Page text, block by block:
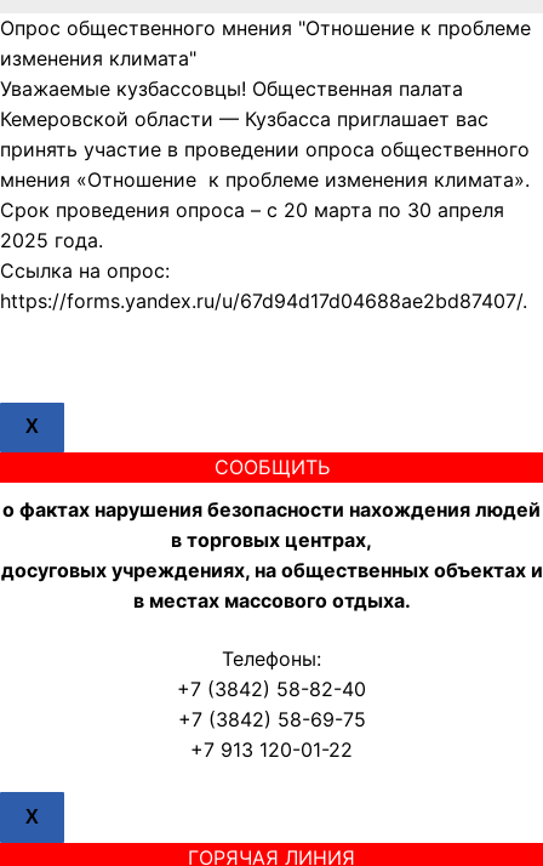
Опрос общественного мнения "Отношение к проблеме
изменения климата"
Уважаемые кузбассовцы! Общественная палата
Кемеровской области — Кузбасса приглашает вас
принять участие в проведении опроса общественного
мнения «Отношение к проблеме изменения климата».
Срок проведения опроса – с 20 марта по 30 апреля
2025 года.
Ссылка на опрос:
https://forms.yandex.ru/u/67d94d17d04688ae2bd87407/.
X
СООБЩИТЬ
о фактах нарушения безопасности нахождения людей
в торговых центрах,
досуговых учреждениях, на общественных объектах и
в местах массового отдыха.
Телефоны:
+7 (3842) 58-82-40
+7 (3842) 58-69-75
+7 913 120-01-22
X
ГОРЯЧАЯ ЛИНИЯ